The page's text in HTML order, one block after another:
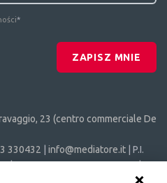
*
ZAPISZ MNIE
23 (centro commerciale De
330432 info@mediatore.it | P.I.
| CIN: IT038006B4SVSM6JCV |